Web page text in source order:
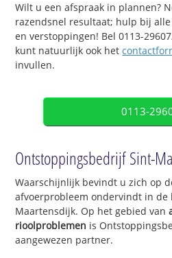
Wilt u een afspraak in plannen?
razendsnel resultaat; hulp bij
en verstoppingen! Bel 0113-
kunt natuurlijk ook het
invullen.
0113-
Ontstoppingsbedrijf Sint-
Waarschijnlijk bevindt u zich op
afvoerprobleem ondervindt in de
Maartensdijk. Op het gebied van
rioolproblemen is
aangewezen partner.